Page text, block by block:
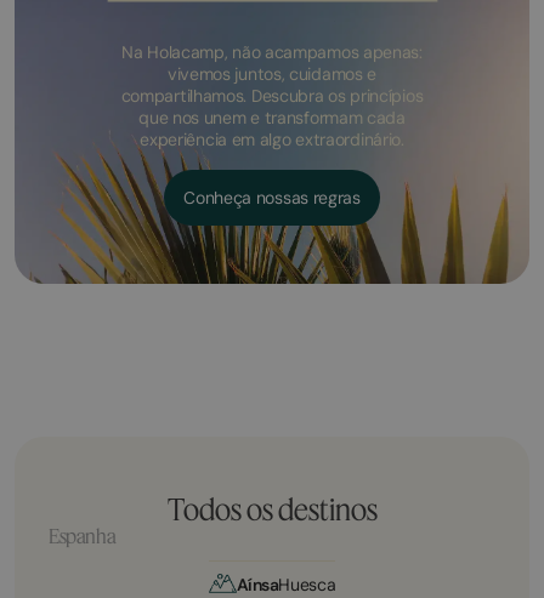
Na Holacamp, não acampamos apenas:
vivemos juntos, cuidamos e
compartilhamos. Descubra os princípios
que nos unem e transformam cada
experiência em algo extraordinário.
Conheça nossas regras
Todos os destinos
Espanha
AínsaHuesca